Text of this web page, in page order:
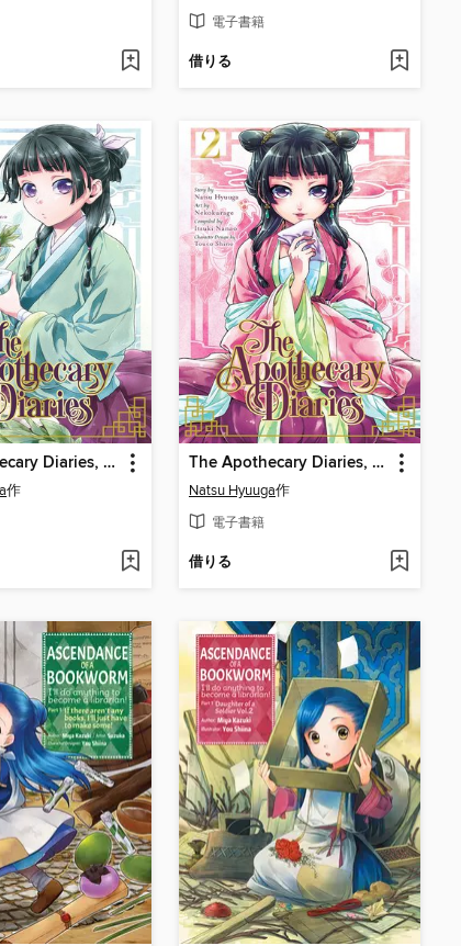
電子書籍
借りる
The Apothecary Diaries, Volume 1
作
The Apothecary Diaries, Volume 2
Natsu Hyuuga作
電子書籍
借りる